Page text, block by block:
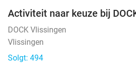
Activiteit naar keuze bij
DOCK Vlissingen
Vlissingen
Solgt: 494